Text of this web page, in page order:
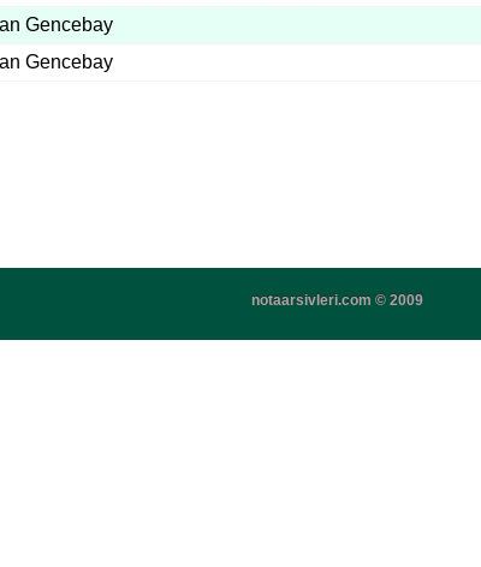
Gencebay
Gencebay
notaarsivleri.com © 2009